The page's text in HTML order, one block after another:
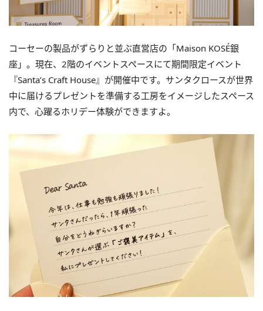
コーセーの製品がずらりと並ぶ直営店の「Maison KOSÉ銀
座」。現在、2階のイベントスペースにて期間限定イベント
『Santa’s Craft House』が開催中です。サンタクロースが世界
中に届けるプレゼントを準備する工房をイメージしたスペース
内で、心躍るホリデー体験ができますよ。